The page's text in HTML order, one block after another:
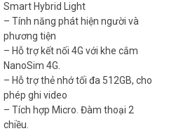
A, max. 9 W
× 312.6 mm
DS-3WR3N chuẩn tốc độ,
Smart Hybrid Light
– Tính năng phát hiện người và
phương tiện
– Hỗ trợ kết nối 4G với khe cắm
NanoSim 4G.
– Hỗ trợ thẻ nhớ tối đa 512GB, cho
phép ghi video
– Tích hợp Micro. Đàm thoại 2
chiều.